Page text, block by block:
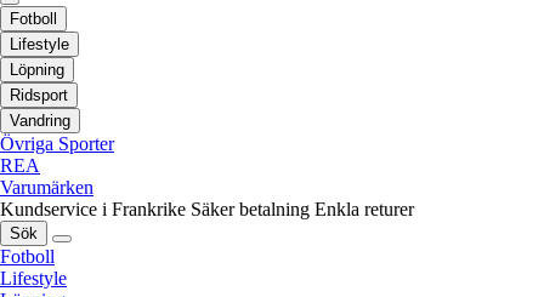
Fotboll
Lifestyle
Löpning
Ridsport
Vandring
Övriga Sporter
REA
Varumärken
Kundservice i Frankrike Säker betalning Enkla returer
Sök
Fotboll
Lifestyle